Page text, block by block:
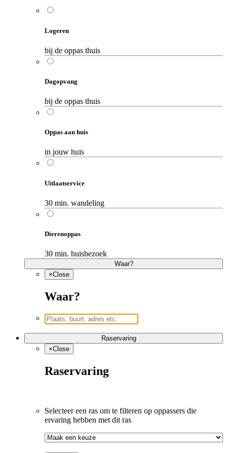
Logeren
bij de oppas thuis
Dagopvang
bij de oppas thuis
Oppas aan huis
in jouw huis
Uitlaatservice
30 min. wandeling
Dierenoppas
30 min. huisbezoek
Waar?
×Close
Waar?
Raservaring
×Close
Raservaring
Selecteer een ras om te filteren op oppassers die
ervaring hebben met dit ras